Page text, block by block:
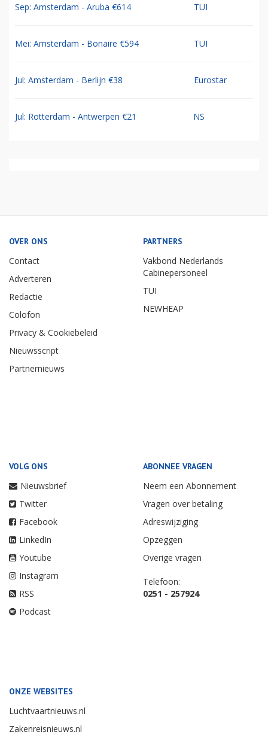
Sep: Amsterdam - Aruba €614 TUI
Mei: Amsterdam - Bonaire €594 TUI
Jul: Amsterdam - Berlijn €38 Eurostar
Jul: Rotterdam - Antwerpen €21 NS
OVER ONS
Contact
Adverteren
Redactie
Colofon
Privacy & Cookiebeleid
Nieuwsscript
Partnernieuws
PARTNERS
Vakbond Nederlands
Cabinepersoneel
TUI
NEWHEAP
VOLG ONS
Nieuwsbrief
Twitter
Facebook
LinkedIn
Youtube
Instagram
RSS
Podcast
ABONNEE VRAGEN
Neem een Abonnement
Vragen over betaling
Adreswijziging
Opzeggen
Overige vragen
Telefoon:
0251 - 257924
ONZE WEBSITES
Luchtvaartnieuws.nl
Zakenreisnieuws.nl